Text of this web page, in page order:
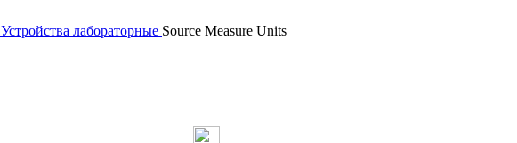
Устройства лабораторные Source Measure Units